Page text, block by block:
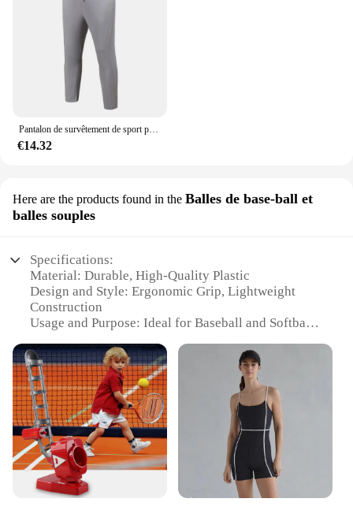
Pantalon de survêtement de sport pour homme, taille élastique adt, séchage rapide, entraînement, jogging solide, respirant, décontracté, droit, fjgers, printemps, automne
€14.32
Here are the products found in the Balles de base-ball et
balles souples
Specifications:
Material: Durable, High-Quality Plastic
Design and Style: Ergonomic Grip, Lightweight
Construction
Usage and Purpose: Ideal for Baseball and Softball
Performance and Property: Enhanced Accuracy and
Distance
Parts and Accessories: Includes Sport Launcher and
Multiple Balls
Applicable People: Suitable for All Ages and Skill
Levels
Features:
**Enhanced Training Experience**
The Sport Launcher is a game-changer for baseball